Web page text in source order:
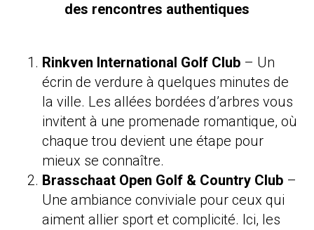
des rencontres authentiques
Rinkven International Golf Club – Un
écrin de verdure à quelques minutes de
la ville. Les allées bordées d’arbres vous
invitent à une promenade romantique, où
chaque trou devient une étape pour
mieux se connaître.
Brasschaat Open Golf & Country Club –
Une ambiance conviviale pour ceux qui
aiment allier sport et complicité. Ici, les